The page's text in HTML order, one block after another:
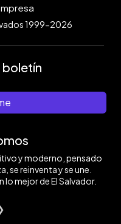
1999-2026
boletín
y moderno, pensado
se reinventa y se une.
mejor de El Salvador.